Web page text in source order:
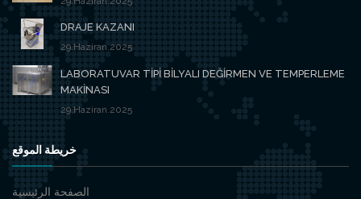
DRAJE KAZANI
29.Haziran.2025
LABORATUVAR TİPİ BİLYALI DEĞİRMEN VE TEMPERLEME
MAKİNASI
29.Haziran.2025
خريطة الموقع
الصفحة الرئيسية